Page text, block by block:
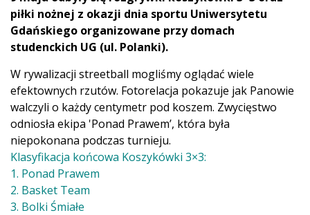
piłki nożnej z okazji dnia sportu Uniwersytetu
Gdańskiego organizowane przy domach
studenckich UG (ul. Polanki).
W rywalizacji streetball mogliśmy oglądać wiele
efektownych rzutów. Fotorelacja pokazuje jak Panowie
walczyli o każdy centymetr pod koszem. Zwycięstwo
odniosła ekipa 'Ponad Prawem’, która była
niepokonana podczas turnieju.
Klasyfikacja końcowa Koszykówki 3×3:
1. Ponad Prawem
2. Basket Team
3. Bolki Śmiałe